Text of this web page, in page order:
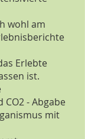
wohl am
Erlebte
ist.
- Abgabe
mit